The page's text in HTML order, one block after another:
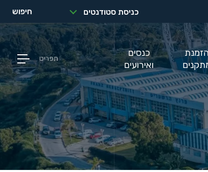
כניסת סטודנטים חיפוש
כנסים
ואירועים
תפריט